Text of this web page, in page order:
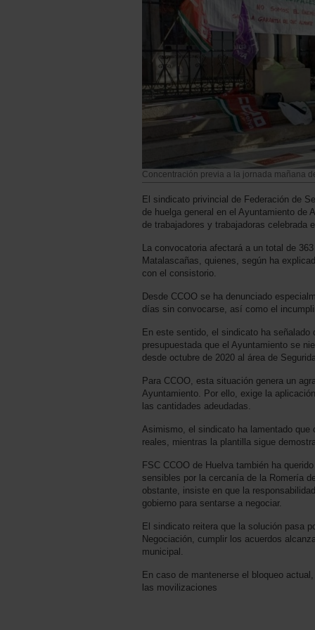
Concentración previa a la jornada mañana
El sindicato privincial de Federación de
de huelga general en el Ayuntamiento de
de trabajadores y trabajadoras celebrada
La convocatoria afectará a un total de
Matalascañas, quienes, según ha
con el consistorio.
Desde CCOO se ha denunciado
días sin convocarse, así como el
En este sentido, el sindicato ha señalado
presupuestada que el Ayuntamiento se
desde octubre de 2020 al área de
Para CCOO, esta situación genera un
Ayuntamiento. Por ello, exige la
las cantidades adeudadas.
Asimismo, el sindicato ha lamentado
reales, mientras la plantilla sigue
FSC CCOO de Huelva también ha
sensibles por la cercanía de la Romería
obstante, insiste en que la
gobierno para sentarse a negociar.
El sindicato reitera que la solución pasa
Negociación, cumplir los acuerdos
municipal.
En caso de mantenerse el bloqueo
las movilizaciones